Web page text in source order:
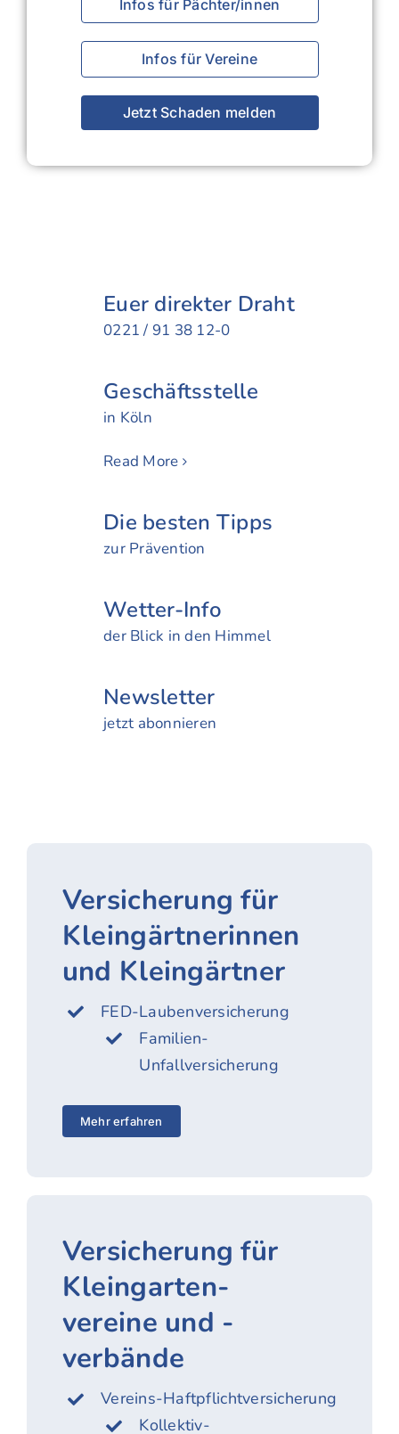
Infos für Pächter/innen
Infos für Vereine
Jetzt Schaden melden
Euer direkter Draht
0221 / 91 38 12-0
Geschäfts­stelle
in Köln
Read More
Die besten Tipps
zur Prävention
Wetter-Info
der Blick in den Himmel
News­letter
jetzt abonnieren
Versicherung für
Kleingärtner­innen
und Kleingärtner
FED-Laubenversicherung
Familien-
Unfallversicherung
Mehr erfahren
Versicherung für
Kleingarten­
vereine und -
verbände
Vereins-Haftpflichtversicherung
Kollektiv-